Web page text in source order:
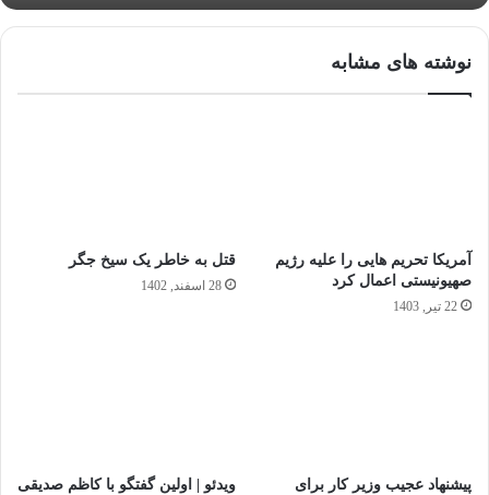
نوشته های مشابه
آمریکا تحریم‌ هایی را علیه رژیم
صهیونیستی اعمال کرد
22 تیر, 1403
قتل به خاطر یک سیخ جگر
28 اسفند, 1402
پیشنهاد عجیب وزیر کار برای
ویدئو | اولین گفتگو با کاظم صدیقی